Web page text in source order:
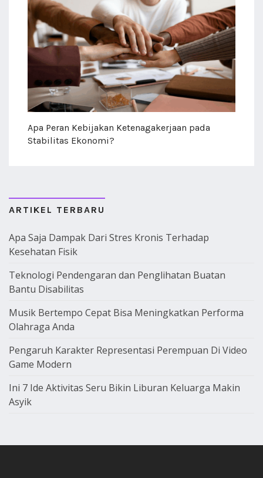
Apa Peran Kebijakan Ketenagakerjaan pada
Stabilitas Ekonomi?
ARTIKEL TERBARU
Apa Saja Dampak Dari Stres Kronis Terhadap
Kesehatan Fisik
Teknologi Pendengaran dan Penglihatan Buatan
Bantu Disabilitas
Musik Bertempo Cepat Bisa Meningkatkan Performa
Olahraga Anda
Pengaruh Karakter Representasi Perempuan Di Video
Game Modern
Ini 7 Ide Aktivitas Seru Bikin Liburan Keluarga Makin
Asyik